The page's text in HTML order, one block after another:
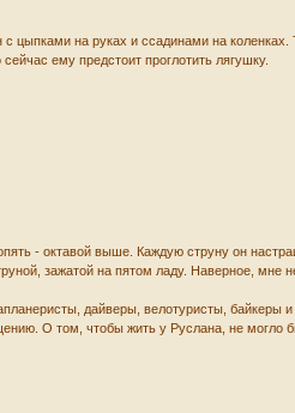
на руках и ссадинами на коленках.
ему предстоит проглотить лягушку.
- октавой выше. Каждую струну он
зажатой на пятом ладу. Наверное, мне
дайверы, велотуристы, байкеры
О том, чтобы жить у Руслана, не могло